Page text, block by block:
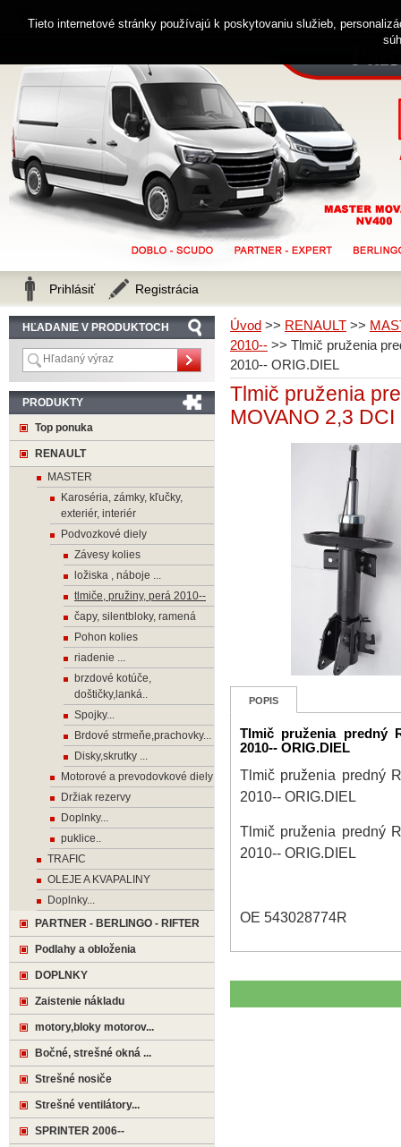
Úvod >> RENAULT >>
2010-- >> Tlmič pruženia
2010-- ORIG.DIEL
Tlmič pruženia
MOVANO 2,3
POPIS
Tlmič pruženia predný
2010-- ORIG.DIEL
Tlmič pruženia predný
2010-- ORIG.DIEL
Tlmič pruženia predný
2010-- ORIG.DIEL
OE 543028774R
HĽADANIE V PRODUKTOCH
PRODUKTY
Top ponuka
RENAULT
MASTER
Karoséria, zámky, kľučky,
exteriér, interiér
Podvozkové diely
Závesy kolies
ložiska , náboje ...
tlmiče, pružiny, perá 2010--
čapy, silentbloky, ramená
Pohon kolies
riadenie ...
brzdové kotúče,
doštičky,lanká..
Spojky...
Brdové strmeňe,prachovky...
Disky,skrutky ...
Motorové a prevodovkové diely
Držiak rezervy
Doplnky...
puklice..
TRAFIC
OLEJE A KVAPALINY
Doplnky...
PARTNER - BERLINGO - RIFTER
Podlahy a obloženia
DOPLNKY
Zaistenie nákladu
motory,bloky motorov...
Bočné, strešné okná ...
Strešné nosiče
Strešné ventilátory...
SPRINTER 2006--
Zákaznícka linka 0914 238 482
Prihlásiť Registrácia
Tieto internetové stránky používajú k poskytovaniu služieb,